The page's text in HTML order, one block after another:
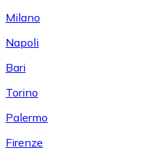
Milano
Napoli
Bari
Torino
Palermo
Firenze